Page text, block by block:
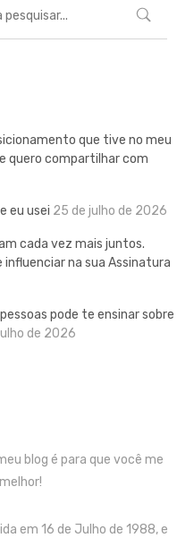
que tive no meu
quero compartilhar com
eu usei 25 de julho de 2026
cada vez mais juntos.
influenciar na sua Assinatura
pode te ensinar sobre
de 2026
blog é para que você me
em 16 de Julho de 1988, e